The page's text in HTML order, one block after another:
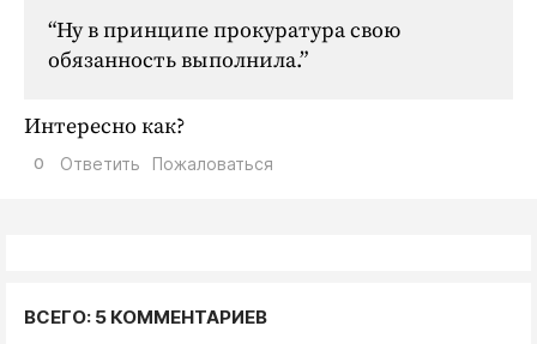
“Ну в принципе прокуратура свою
обязанность выполнила.”
Интересно как?
0 Ответить Пожаловаться
ВСЕГО: 5 КОММЕНТАРИЕВ